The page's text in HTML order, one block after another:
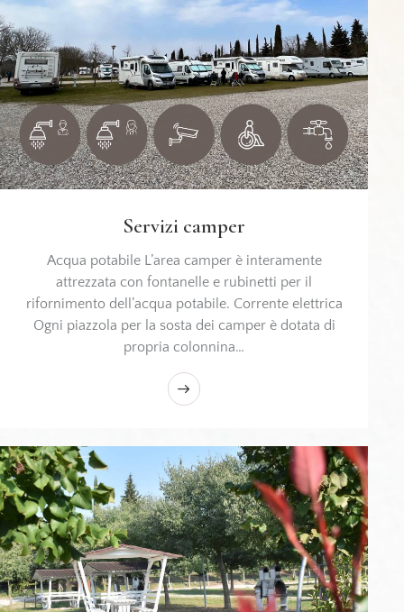
Servizi camper
Acqua potabile L’area camper è interamente
attrezzata con fontanelle e rubinetti per il
rifornimento dell’acqua potabile. Corrente elettrica
Ogni piazzola per la sosta dei camper è dotata di
propria colonnina…